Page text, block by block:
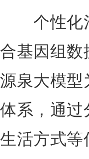
个性化治
合基因组数
源泉大模型
体系，通过
生活方式等